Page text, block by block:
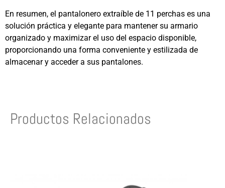
En resumen, el pantalonero extraíble de 11 perchas es una
solución práctica y elegante para mantener su armario
organizado y maximizar el uso del espacio disponible,
proporcionando una forma conveniente y estilizada de
almacenar y acceder a sus pantalones.
Productos Relacionados